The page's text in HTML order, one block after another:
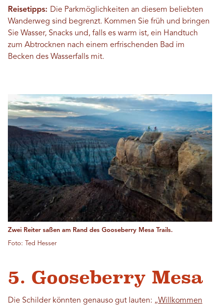
Reisetipps: Die Parkmöglichkeiten an diesem beliebten
Wanderweg sind begrenzt. Kommen Sie früh und bringen
Sie Wasser, Snacks und, falls es warm ist, ein Handtuch
zum Abtrocknen nach einem erfrischenden Bad im
Becken des Wasserfalls mit.
Zwei Reiter saßen am Rand des Gooseberry Mesa Trails.
Foto: Ted Hesser
5. Gooseberry Mesa
Die Schilder könnten genauso gut lauten: „Willkommen